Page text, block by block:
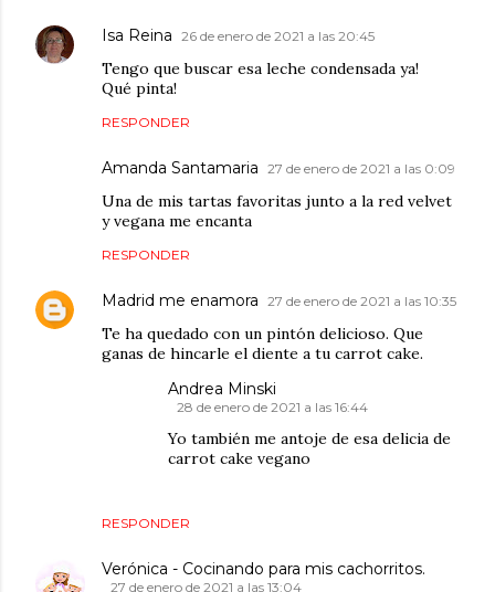
Isa Reina 26 de enero de 2021 a las 20:45
Tengo que buscar esa leche condensada ya!
Qué pinta!
RESPONDER
Amanda Santamaria 27 de enero de 2021 a las 0:09
Una de mis tartas favoritas junto a la red velvet
y vegana me encanta
RESPONDER
Madrid me enamora 27 de enero de 2021 a las 10:35
Te ha quedado con un pintón delicioso. Que
ganas de hincarle el diente a tu carrot cake.
RESPONDER
Andrea Minski
28 de enero de 2021 a las 16:44
Yo también me antoje de esa delicia de
carrot cake vegano
Verónica - Cocinando para mis cachorritos.
27 de enero de 2021 a las 13:04